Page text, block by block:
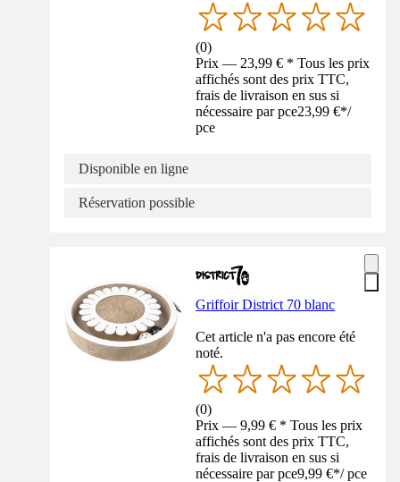
(0)
Prix — 23,99 € * Tous les prix
affichés sont des prix TTC,
frais de livraison en sus si
nécessaire par pce23,99 €*/
pce
Disponible en ligne
Réservation possible
Griffoir District 70 blanc
Cet article n'a pas encore été
noté.
(0)
Prix — 9,99 € * Tous les prix
affichés sont des prix TTC,
frais de livraison en sus si
nécessaire par pce9,99 €*/ pce